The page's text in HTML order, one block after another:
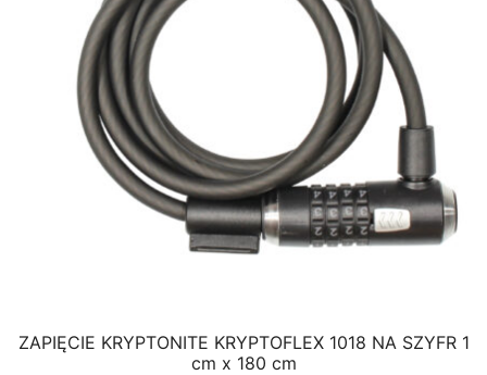
ZAPIĘCIE KRYPTONITE KRYPTOFLEX 1018 NA SZYFR 1
cm x 180 cm